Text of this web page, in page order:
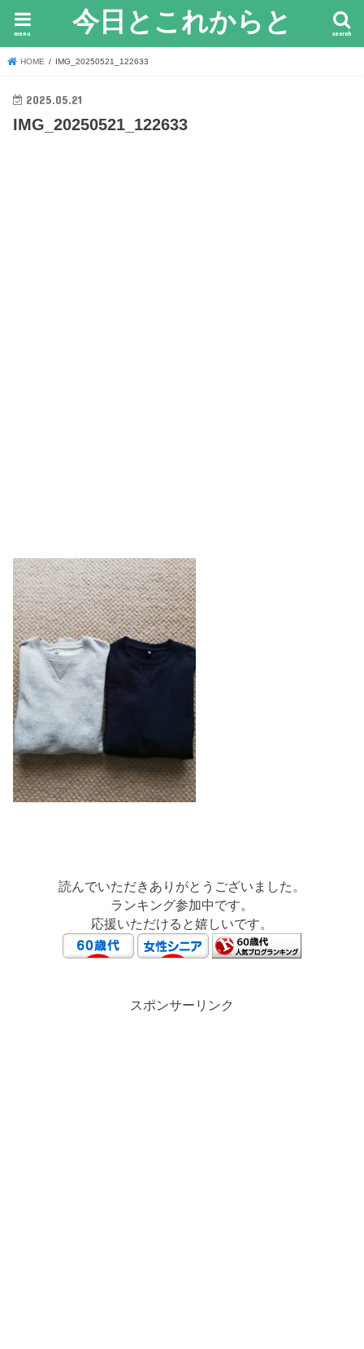
今日とこれからと search
menu
HOME IMG_20250521_122633
2025.05.21
IMG_20250521_122633
読んでいただきありがとうございました。
ランキング参加中です。
応援いただけると嬉しいです。
スポンサーリンク